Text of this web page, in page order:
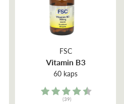
FSC
Vitamin B3
60 kaps
Rating:
(39)